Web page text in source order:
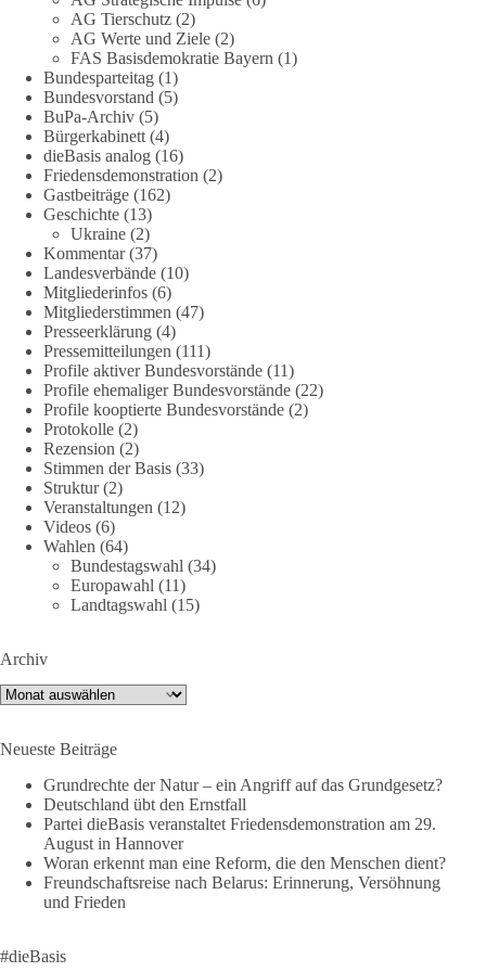
Quellen:
https://apnews.com/article/fauci-diaries-covid-origins-
rand-paul-6b25da9f75a0becbaf2886ab22643e67
https://www.tichyseinblick.de/kolumnen/aus-aller-welt/usa-
tagebuch-fauci-corona-impfung/
#dieBasis #Corona #Aufarbeitung
#Vertrauen
36 60
DieBasis
24 Stunden zuvor
🕊 Wir wollen den Krieg mit Russland nicht!
Am 20. Juni 2026 fand in Berlin am Brandenburger Tor die
Demonstration mit dem Motto „Russland ist nicht unser
Feind“ statt.
Hier ein Auszug aus der Rede von der
Bundestagsabgeordneten Sevim Dağdelen (BSW).
„Wir müssen Nein sagen zu diesem stinkenden
Revanchismus!“
si=2b_C6GgNY9EB-rXw
❤️ Wir freuen uns über deine Unterstützung:
https://diebasis.de/spenden/
#dieBasis #frieden #russandistnichtunserFeind #friedenspartei
377 168
AG Tierschutz (2)
AG Werte und Ziele (2)
FAS Basisdemokratie Bayern (1)
Bundesparteitag (1)
Bundesvorstand (5)
BuPa-Archiv (5)
Bürgerkabinett (4)
dieBasis analog (16)
Friedensdemonstration (2)
Gastbeiträge (162)
Geschichte (13)
Ukraine (2)
Kommentar(37)
Landesverbände (10)
Mitgliederinfos (6)
Mitgliederstimmen (47)
Presseerklärung (4)
Pressemitteilungen (111)
Profile aktiver Bundesvorstände (11)
Profile ehemaliger Bundesvorstände (22)
Profile kooptierte Bundesvorstände (2)
Protokolle (2)
Rezension (2)
Stimmen der Basis (33)
Struktur(2)
Veranstaltungen (12)
Videos (6)
Wahlen (64)
Bundestagswahl (34)
Europawahl (11)
Landtagswahl (15)
Archiv
Archiv
Neueste Beiträge
Grundrechte der Natur – ein Angriff auf das Grundgesetz?
Deutschland übt den Ernstfall
Partei dieBasis veranstaltet Friedensdemonstration am 29.
August in Hannover
Woran erkennt man eine Reform, die den Menschen dient?
Freundschaftsreise nach Belarus: Erinnerung, Versöhnung
und Frieden
#dieBasis